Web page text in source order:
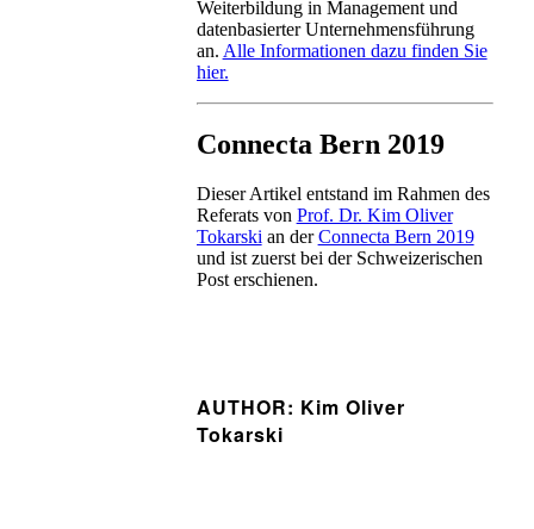
Weiterbildung in Management und
datenbasierter Unternehmensführung
an. Alle Informationen dazu finden Sie
hier.
Connecta Bern 2019
Dieser Artikel entstand im Rahmen des
Referats von Prof. Dr. Kim Oliver
Tokarskian derConnecta Bern 2019
und ist zuerst bei der Schweizerischen
Post erschienen.
AUTHOR: Kim Oliver
Tokarski